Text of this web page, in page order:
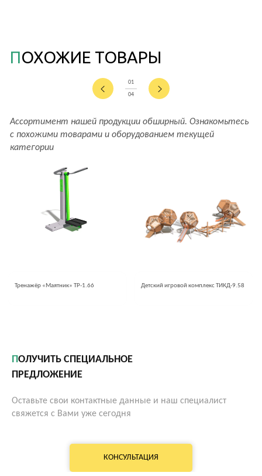
ПОХОЖИЕ ТОВАРЫ
Ассортимент нашей продукции обширный. Ознакомьтесь
с похожими товарами и оборудованием текущей
категории
01
04
Тренажёр «Маятник» ТР-1.66 Детский игровой комплекс ТИКД-9.58
ПОЛУЧИТЬ СПЕЦИАЛЬНОЕ
ПРЕДЛОЖЕНИЕ
Оставьте свои контактные данные и наш специалист
свяжется с Вами уже сегодня
КОНСУЛЬТАЦИЯ